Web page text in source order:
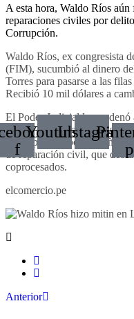
Nuevo Chimbote:
cuatro
violación a menor
f
YoutubeInstagram
p
A esta hora, Waldo Ríos
reparaciones civiles por
Corrupción.
Waldo Ríos, ex congresista
(FIM), sucumbió al dinero
Torres para pasarse a las
Recibió 10 mil dólares a
El Poder Judicial lo condenó
delitos de cohecho pasivo y
cargo público por tres años
de reparación civil, que
coprocesados.
elcomercio.pe
Anterior